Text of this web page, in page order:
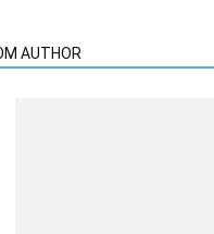
AUTHOR